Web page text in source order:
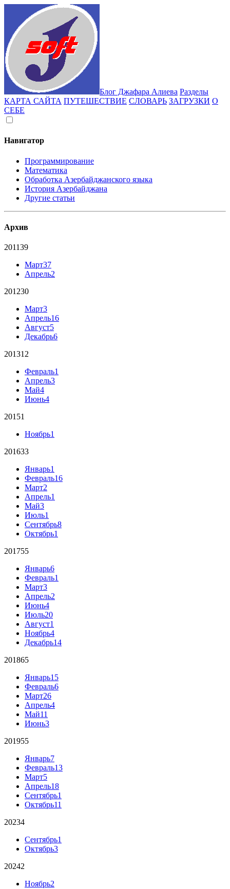
Блог Джафара Алиева Разделы
КАРТА САЙТА ПУТЕШЕСТВИЕ СЛОВАРЬ ЗАГРУЗКИ О
СЕБЕ
Навигатор
Программирование
Математика
Обработка Азербайджанского языка
История Азербайджана
Другие статьи
Архив
201139
Март37
Апрель2
201230
Март3
Апрель16
Август5
Декабрь6
201312
Февраль1
Апрель3
Май4
Июнь4
20151
Ноябрь1
201633
Январь1
Февраль16
Март2
Апрель1
Май3
Июль1
Сентябрь8
Октябрь1
201755
Январь6
Февраль1
Март3
Апрель2
Июнь4
Июль20
Август1
Ноябрь4
Декабрь14
201865
Январь15
Февраль6
Март26
Апрель4
Май11
Июнь3
201955
Январь7
Февраль13
Март5
Апрель18
Сентябрь1
Октябрь11
20234
Сентябрь1
Октябрь3
20242
Ноябрь2